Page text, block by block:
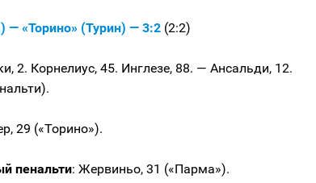
— «Торино» (Турин) — 3:2 (2:2)
2. Корнелиус, 45. Инглезе, 88. — Ансальди, 12.
29 («Торино»).
пенальти: Жервиньо, 31 («Парма»).